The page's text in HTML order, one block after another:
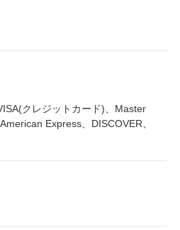
クレジットカード)、Master
Express、DISCOVER、